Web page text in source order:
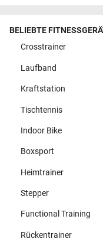
BELIEBTE
Crosstrainer
Laufband
Kraftstation
Tischtennis
Indoor Bike
Boxsport
Heimtrainer
Stepper
Functional Training
Rückentrainer